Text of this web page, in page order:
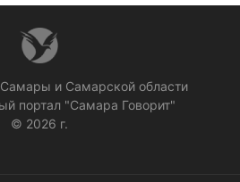
и Самарской области
портал "Самара Говорит"
© 2026 г.